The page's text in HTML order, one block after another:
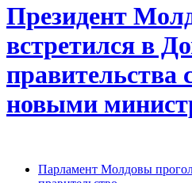
Президент
встретился в
правительства
новыми
Парламент Молдовы